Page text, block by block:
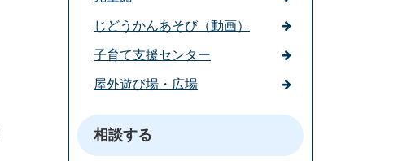
じどうかんあそび（動画）
子育て支援センター
屋外遊び場・広場
相談する